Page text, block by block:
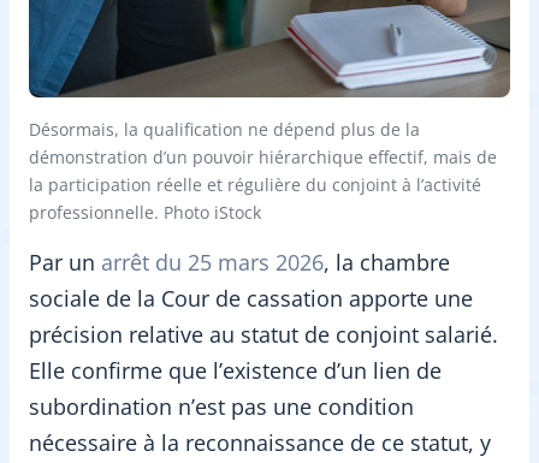
Désormais, la qualification ne dépend plus de la
démonstration d’un pouvoir hiérarchique effectif, mais de
la participation réelle et régulière du conjoint à l’activité
professionnelle. Photo iStock
Par un arrêt du 25 mars 2026, la chambre
sociale de la Cour de cassation apporte une
précision relative au statut de conjoint salarié.
Elle confirme que l’existence d’un lien de
subordination n’est pas une condition
nécessaire à la reconnaissance de ce statut, y